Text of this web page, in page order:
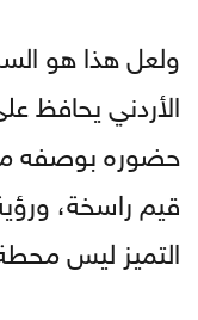
ولعل هذا هو
الأردني يحافظ
حضوره بوصفه
قيم راسخة،
التميز ليس